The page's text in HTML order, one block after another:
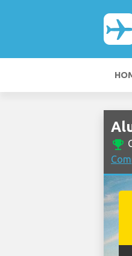
emoji_events